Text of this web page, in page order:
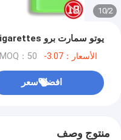
2
/
10
يوتو سمارت برو 1500puff e-cigarettes
الأسعار：3.07-3.37usd MOQ：50
افضل سعر
منتوج وصف